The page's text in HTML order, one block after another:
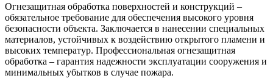
Огнезащитная обработка поверхностей и конструкций –
обязательное требование для обеспечения высокого уровня
безопасности объекта. Заключается в нанесении специальных
материалов, устойчивых к воздействию открытого пламени и
высоких температур. Профессиональная огнезащитная
обработка – гарантия надежности эксплуатации сооружения и
минимальных убытков в случае пожара.